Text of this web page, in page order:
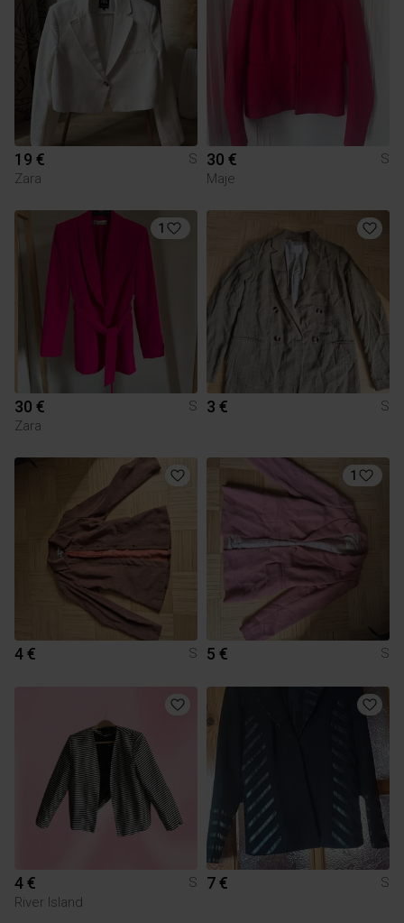
19 €
S
Zara
30 €
S
Maje
1
30 €
S
Zara
3 € S
4 € S
1
5 € S
4 €
S
River Island
7 € S